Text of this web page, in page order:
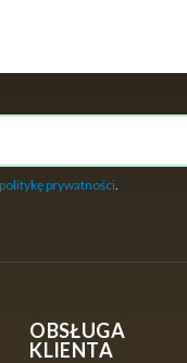
politykę prywatności.
OBSŁUGA
KLIENTA